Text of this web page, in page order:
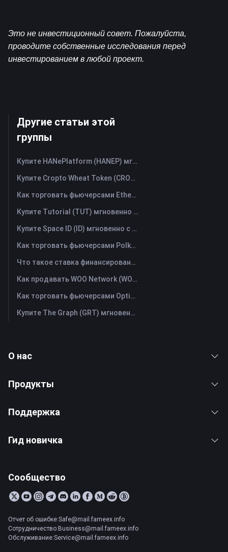
Это не инвестиционный совет. Пожалуйста,
проводите собственные исследования перед
инвестированием в любой проект.
Другие статьи этой
группы
Купите HANePlatform (HANEP) мгновенно с помощью кредитной или дебетовой карты
Купите Cropto Wheat Token (CROW) мгновенно с помощью кредитной или дебетовой карты
Как торговать фьючерсами Ethena (ENA): Полное руководство для начинающих
Купите Tutorial (TUT) мгновенно с помощью кредитной или дебетовой карты
Купите Space ID (ID) мгновенно с помощью кредитной или дебетовой карты
Как торговать фьючерсами Polkadot (DOT): Полное руководство для начинающих
Что такое ставка финансирования? Понимание рыночных сигналов и распространённых злоупотреблений
Как продавать WOO Network (WOO)? | FameEX
Как торговать фьючерсами Optimism (OP): Полное руководство для начинающих
Купите The Graph (GRT) мгновенно с помощью кредитной или дебетовой карты
О нас
Продукты
Поддержка
Гид новичка
Сообщество
Отчет об ошибке:Safe@mail.fameex.info
Сотрудничество:Business@mail.fameex.info
Обслуживание:Service@mail.fameex.info